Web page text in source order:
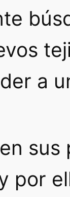
a
por